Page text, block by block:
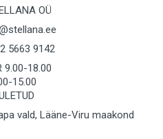
OÜ
5663 9142
9.00-18.00
15.00
vald, Lääne-Viru maakond